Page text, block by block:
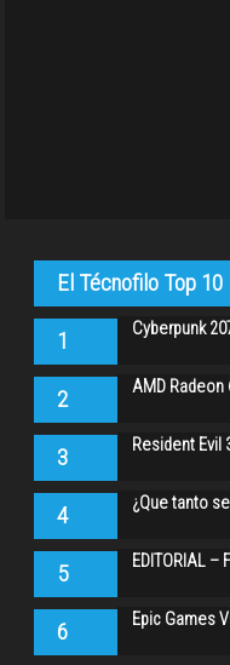
El Técnofilo Top 10
1 Cyberpunk
2 AMD
3 Resident Evil
4 ¿Que tanto
5 EDITORIAL
6 Epic Games